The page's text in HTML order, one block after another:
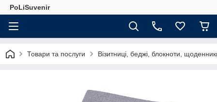
PoLiSuvenir
Товари та послуги Візитниці, беджі, блокноти,